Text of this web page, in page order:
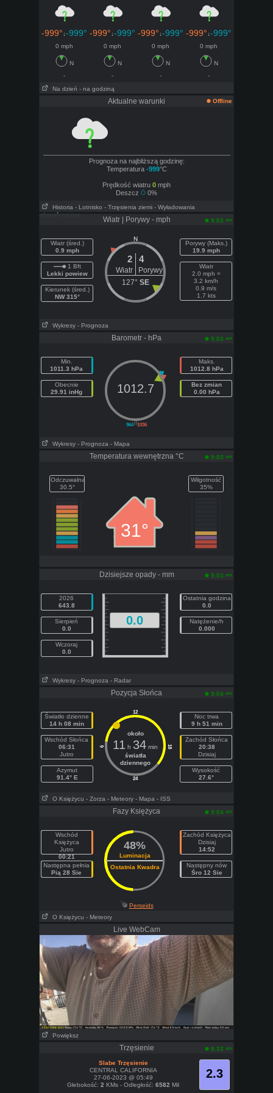
-999°↓-999° -999°↓-999° -999°↓-999° -999°↓-999°
0 mph 0 mph 0 mph 0 mph
N N N
N
-
- -
-
Na dzień - na godziną
Aktualne warunki Offline
Prognoza na najbliższą godzinę:
Temperatura -999°C
Prędkość wiatru 0 mph
Deszcz
0%
Historia - Lotnisko - Trzęsienia ziemi - Wyładowania
atmosferyczne
Wiatr | Porywy - mph 9:03 am
Wiatr (śred.)
0.9 mph
1 Bft
Lekki powiew
Kierunek (śred.)
NW 315°
N
2 4
Wiatr
Porywy
127° SE
Porywy (Maks.)
19.9 mph
Wiatr
2.0 mph =
3.2 km/h
0.9 m/s
1.7 kts
Wykresy - Prognoza
Barometr - hPa 9:03 am
Min.
1011.3 hPa
Obecnie
29.91 inHg
||
964 1036
1012.7
Maks.
1012.8 hPa
Bez zmian
0.00 hPa
Wykresy - Prognoza - Mapa
Temperatura wewnętrzna °C 9:03 am
Odczuwalna
30.5°
31°
Wilgotność
35%
Dzisiejsze opady - mm 9:03 am
2026
643.8
Sierpień
0.0
Wczoraj
0.0
0.0
Ostatnia godzina
0.0
Natężenie/h
0.000
Wykresy - Prognoza - Radar
Pozycja Słońca 9:04 am
Światło dzienne
14 h 08 min
Wschód Słońca
06:31
Jutro
Azymut
91.4° E
12
24
6 18
około
11 h 34 min
światła
dziennego
Noc trwa
9 h 51 min
Zachód Słońca
20:38
Dzisiaj
Wysokość
27.6°
O Księżycu - Zorza - Meteory - Mapa - ISS
Fazy Księżyca 9:04 am
Wschód
Księżyca
Jutro
00:21
Następna pełnia
Pią 28 Sie
48%
Luminacja
Ostatnia Kwadra
Zachód Księżyca
Dzisiaj
14:52
Następny nów
Śro 12 Sie
Perseids
O Księżycu - Meteory
Live WebCam
Powiększ
Trzęsienie 8:33 am
2.3
Slabe Trzęsienie
CENTRAL CALIFORNIA
27-06-2023 @ 05:49
Głebokość: 2 KMs - Odległość: 6582 Mil